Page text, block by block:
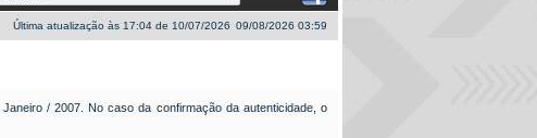
09/08/2026 03:59
Última atualização às 17:04 de 10/07/2026
Janeiro / 2007 . No caso da confirmação da autenticidade, o